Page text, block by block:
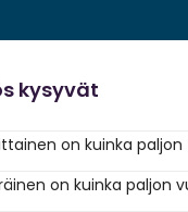
kysyvät
on kuinka paljon
on kuinka paljon